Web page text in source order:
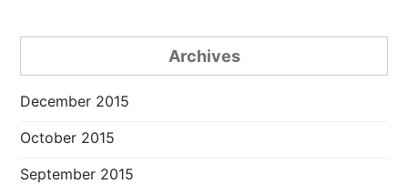
Archives
December 2015
October 2015
September 2015